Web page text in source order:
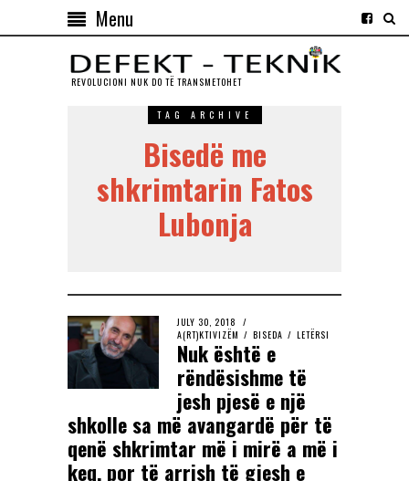
Menu
REVOLUCIONI NUK DO TЁ TRANSMETOHET
TAG ARCHIVE
Bisedë me
shkrimtarin Fatos
Lubonja
JULY 30, 2018
A(RT)KTIVIZËM / BISEDA / LETËRSI
Nuk është e
rëndësishme të
jesh pjesë e një
shkolle sa më avangardë për të
qenë shkrimtar më i mirë a më i
keq, por të arrish të gjesh e